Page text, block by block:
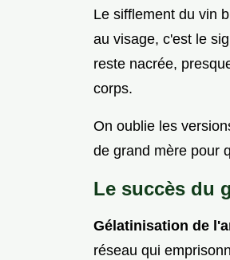
Le sifflement du vin
au visage, c'est le
reste nacrée,
corps.
On oublie les
de grand mère pour
Le succès du
Gélatinisation de
réseau qui